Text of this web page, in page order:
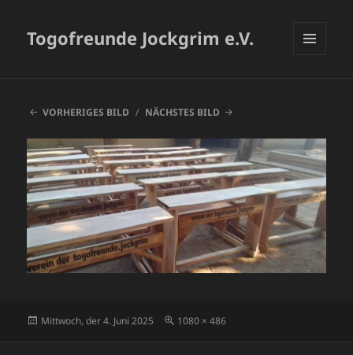
Togofreunde Jockgrim e.V.
VORHERIGES BILD
NÄCHSTES BILD
Veröffentlicht
Mittwoch, der 4. Juni 2025 Originalgröße
1080 × 486